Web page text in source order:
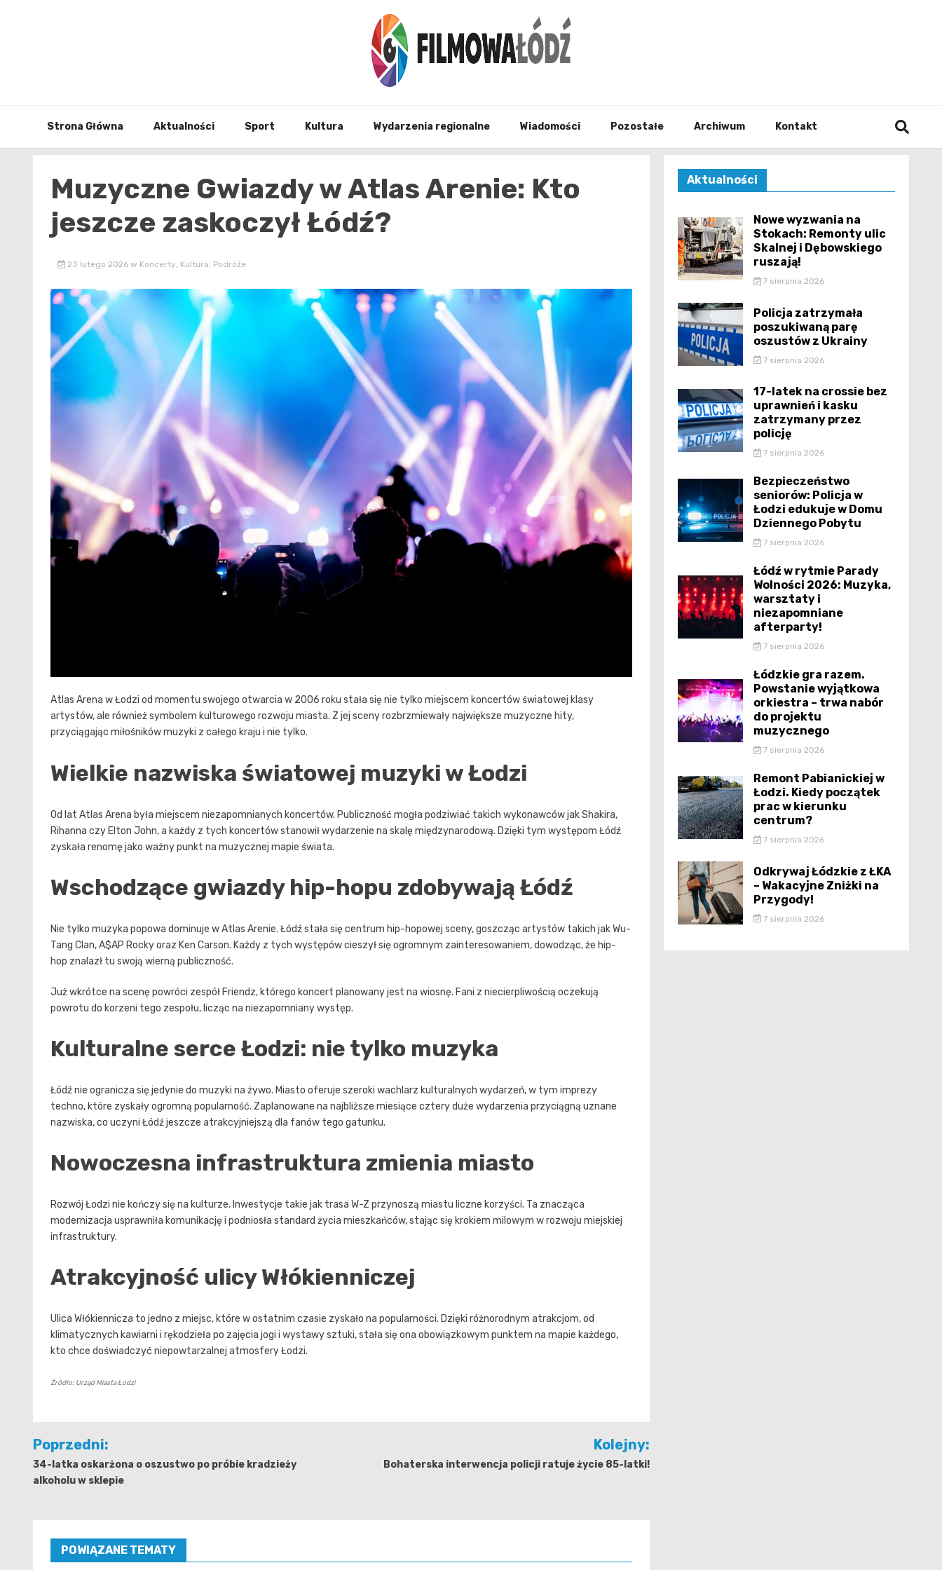
Strona Główna Aktualności Sport Kultura Wydarzenia regionalne Wiadomości Pozostałe Archiwum Kontakt
Muzyczne Gwiazdy w Atlas Arenie: Kto
jeszcze zaskoczył Łódź?
23 lutego 2026 w Koncerty, Kultura, Podróże
Atlas Arena w Łodzi od momentu swojego otwarcia w 2006 roku stała się nie tylko miejscem koncertów światowej klasy
artystów, ale również symbolem kulturowego rozwoju miasta. Z jej sceny rozbrzmiewały największe muzyczne hity,
przyciągając miłośników muzyki z całego kraju i nie tylko.
Wielkie nazwiska światowej muzyki w Łodzi
Od lat Atlas Arena była miejscem niezapomnianych koncertów. Publiczność mogła podziwiać takich wykonawców jak Shakira,
Rihanna czy Elton John, a każdy z tych koncertów stanowił wydarzenie na skalę międzynarodową. Dzięki tym występom Łódź
zyskała renomę jako ważny punkt na muzycznej mapie świata.
Wschodzące gwiazdy hip-hopu zdobywają Łódź
Nie tylko muzyka popowa dominuje w Atlas Arenie. Łódź stała się centrum hip-hopowej sceny, goszcząc artystów takich jak Wu-
Tang Clan, A$AP Rocky oraz Ken Carson. Każdy z tych występów cieszył się ogromnym zainteresowaniem, dowodząc, że hip-
hop znalazł tu swoją wierną publiczność.
Już wkrótce na scenę powróci zespół Friendz, którego koncert planowany jest na wiosnę. Fani z niecierpliwością oczekują
powrotu do korzeni tego zespołu, licząc na niezapomniany występ.
Kulturalne serce Łodzi: nie tylko muzyka
Łódź nie ogranicza się jedynie do muzyki na żywo. Miasto oferuje szeroki wachlarz kulturalnych wydarzeń, w tym imprezy
techno, które zyskały ogromną popularność. Zaplanowane na najbliższe miesiące cztery duże wydarzenia przyciągną uznane
nazwiska, co uczyni Łódź jeszcze atrakcyjniejszą dla fanów tego gatunku.
Nowoczesna infrastruktura zmienia miasto
Rozwój Łodzi nie kończy się na kulturze. Inwestycje takie jak trasa W-Z przynoszą miastu liczne korzyści. Ta znacząca
modernizacja usprawniła komunikację i podniosła standard życia mieszkańców, stając się krokiem milowym w rozwoju miejskiej
infrastruktury.
Atrakcyjność ulicy Włókienniczej
Ulica Włókiennicza to jedno z miejsc, które w ostatnim czasie zyskało na popularności. Dzięki różnorodnym atrakcjom, od
klimatycznych kawiarni i rękodzieła po zajęcia jogi i wystawy sztuki, stała się ona obowiązkowym punktem na mapie każdego,
kto chce doświadczyć niepowtarzalnej atmosfery Łodzi.
Źródło: Urząd Miasta Łodzi
Nawigacja
wpisu
Poprzedni:
34-latka oskarżona o oszustwo po próbie kradzieży
alkoholu w sklepie
Kolejny:
Bohaterska interwencja policji ratuje życie 85-latki!
POWIĄZANE TEMATY
Aktualności
Nowe wyzwania na
Stokach: Remonty ulic
Skalnej i Dębowskiego
ruszają!
7 sierpnia 2026
Policja zatrzymała
poszukiwaną parę
oszustów z Ukrainy
7 sierpnia 2026
17-latek na crossie bez
uprawnień i kasku
zatrzymany przez
policję
7 sierpnia 2026
Bezpieczeństwo
seniorów: Policja w
Łodzi edukuje w Domu
Dziennego Pobytu
7 sierpnia 2026
Łódź w rytmie Parady
Wolności 2026: Muzyka,
warsztaty i
niezapomniane
afterparty!
7 sierpnia 2026
Łódzkie gra razem.
Powstanie wyjątkowa
orkiestra – trwa nabór
do projektu
muzycznego
7 sierpnia 2026
Remont Pabianickiej w
Łodzi. Kiedy początek
prac w kierunku
centrum?
7 sierpnia 2026
Odkrywaj Łódzkie z ŁKA
– Wakacyjne Zniżki na
Przygody!
7 sierpnia 2026